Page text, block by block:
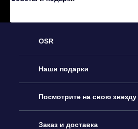
OSR
Обслуживание
Как с нами связаться
Блог
Наши подарки
Онлайн подарок Online Star Gift
Подарочный набор OSR
Посмотрите на свою звезду
Звездный реестр
Заказ и доставка